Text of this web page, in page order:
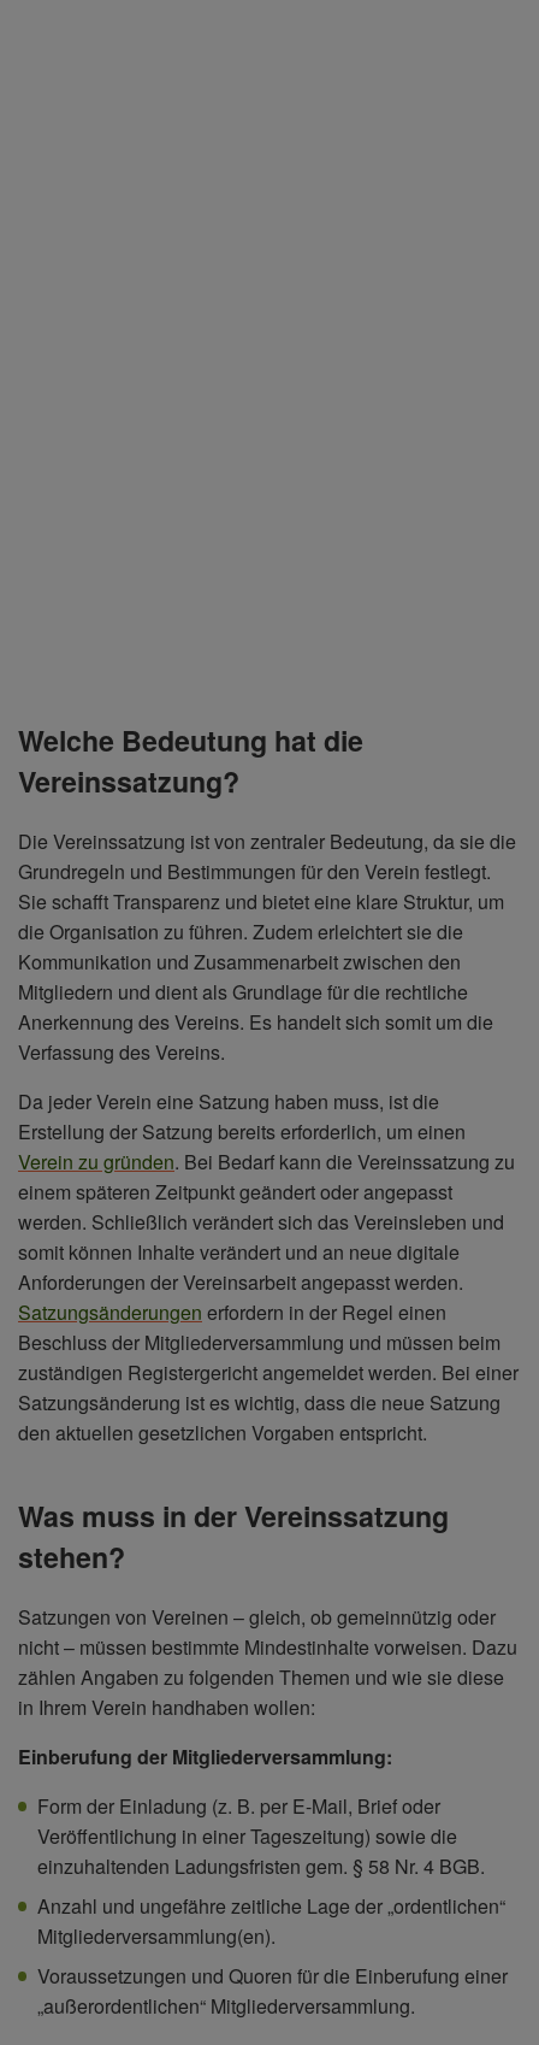
Welche Bedeutung hat die
Vereinssatzung?
Die Vereinssatzung ist von zentraler Bedeutung, da sie die
Grundregeln und Bestimmungen für den Verein festlegt.
Sie schafft Transparenz und bietet eine klare Struktur, um
die Organisation zu führen. Zudem erleichtert sie die
Kommunikation und Zusammenarbeit zwischen den
Mitgliedern und dient als Grundlage für die rechtliche
Anerkennung des Vereins. Es handelt sich somit um die
Verfassung des Vereins.
Da jeder Verein eine Satzung haben muss, ist die
Erstellung der Satzung bereits erforderlich, um einen
Verein zu gründen. Bei Bedarf kann die Vereinssatzung zu
einem späteren Zeitpunkt geändert oder angepasst
werden. Schließlich verändert sich das Vereinsleben und
somit können Inhalte verändert und an neue digitale
Anforderungen der Vereinsarbeit angepasst werden.
Satzungsänderungen erfordern in der Regel einen
Beschluss der Mitgliederversammlung und müssen beim
zuständigen Registergericht angemeldet werden. Bei einer
Satzungsänderung ist es wichtig, dass die neue Satzung
den aktuellen gesetzlichen Vorgaben entspricht.
Was muss in der Vereinssatzung
stehen?
Satzungen von Vereinen – gleich, ob gemeinnützig oder
nicht – müssen bestimmte Mindestinhalte vorweisen. Dazu
zählen Angaben zu folgenden Themen und wie sie diese
in Ihrem Verein handhaben wollen:
Einberufung der Mitgliederversammlung:
Form der Einladung (z. B. per E-Mail, Brief oder
Veröffentlichung in einer Tageszeitung) sowie die
einzuhaltenden Ladungsfristen gem. § 58 Nr. 4 BGB.
Anzahl und ungefähre zeitliche Lage der „ordentlichen“
Mitgliederversammlung(en).
Voraussetzungen und Quoren für die Einberufung einer
„außerordentlichen“ Mitgliederversammlung.